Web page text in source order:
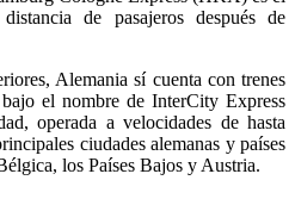
de pasajeros después de
Alemania sí cuenta con trenes
el nombre de InterCity Express
operada a velocidades de hasta
ciudades alemanas y países
los Países Bajos y Austria.